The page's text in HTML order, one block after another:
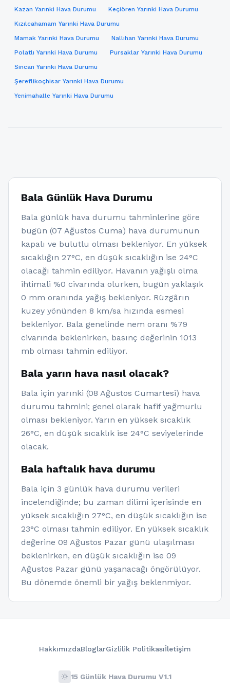
Kazan Yarınki Hava Durumu
Keçiören Yarınki Hava Durumu
Kızılcahamam Yarınki Hava Durumu
Mamak Yarınki Hava Durumu
Nallıhan Yarınki Hava Durumu
Polatlı Yarınki Hava Durumu
Pursaklar Yarınki Hava Durumu
Sincan Yarınki Hava Durumu
Şereflikoçhisar Yarınki Hava Durumu
Yenimahalle Yarınki Hava Durumu
Bala Günlük Hava Durumu
Bala günlük hava durumu tahminlerine göre
bugün (07 Ağustos Cuma) hava durumunun
kapalı ve bulutlu olması bekleniyor. En yüksek
sıcaklığın 27°C, en düşük sıcaklığın ise 24°C
olacağı tahmin ediliyor. Havanın yağışlı olma
ihtimali %0 civarında olurken, bugün yaklaşık
0 mm oranında yağış bekleniyor. Rüzgârın
kuzey yönünden 8 km/sa hızında esmesi
bekleniyor. Bala genelinde nem oranı %79
civarında beklenirken, basınç değerinin 1013
mb olması tahmin ediliyor.
Bala yarın hava nasıl olacak?
Bala için yarınki (08 Ağustos Cumartesi) hava
durumu tahmini; genel olarak hafif yağmurlu
olması bekleniyor. Yarın en yüksek sıcaklık
26°C, en düşük sıcaklık ise 24°C seviyelerinde
olacak.
Bala haftalık hava durumu
Bala için 3 günlük hava durumu verileri
incelendiğinde; bu zaman dilimi içerisinde en
yüksek sıcaklığın 27°C, en düşük sıcaklığın ise
23°C olması tahmin ediliyor. En yüksek sıcaklık
değerine 09 Ağustos Pazar günü ulaşılması
beklenirken, en düşük sıcaklığın ise 09
Ağustos Pazar günü yaşanacağı öngörülüyor.
Bu dönemde önemli bir yağış beklenmiyor.
HakkımızdaBloglarGizlilik Politikasıİletişim
wb_sunny 15 Günlük Hava Durumu V1.1